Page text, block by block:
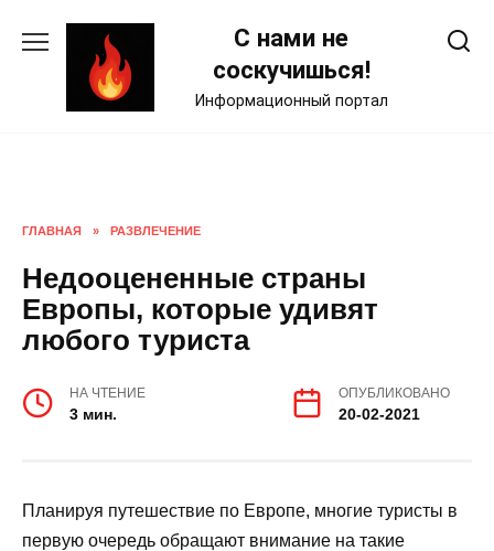
С нами не
соскучишься!
Информационный портал
ГЛАВНАЯ » РАЗВЛЕЧЕНИЕ
Недооцененные страны
Европы, которые удивят
любого туриста
НА ЧТЕНИЕ
3 мин.
ОПУБЛИКОВАНО
20-02-2021
Планируя путешествие по Европе, многие туристы в
первую очередь обращают внимание на такие